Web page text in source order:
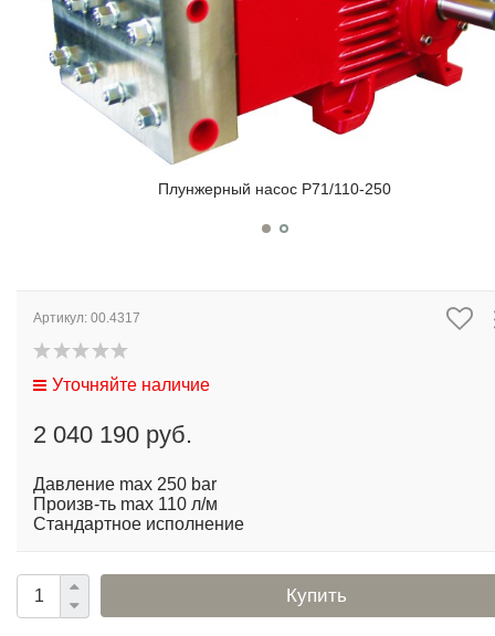
Плунжерный насос P71/110-250
Артикул: 00.4317
Уточняйте наличие
2 040 190 руб.
Давление max 250 bar
Произв-ть max 110 л/м
Стандартное исполнение
Купить